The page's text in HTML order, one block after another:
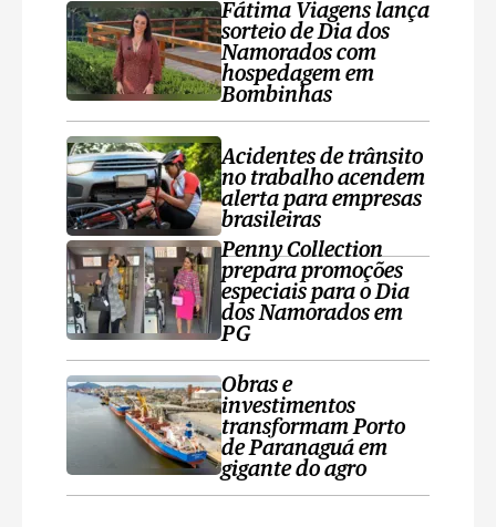
Fátima Viagens lança
sorteio de Dia dos
Namorados com
hospedagem em
Bombinhas
Acidentes de trânsito
no trabalho acendem
alerta para empresas
brasileiras
Penny Collection
prepara promoções
especiais para o Dia
dos Namorados em
PG
Obras e
investimentos
transformam Porto
de Paranaguá em
gigante do agro